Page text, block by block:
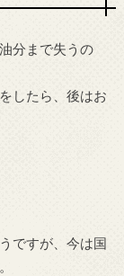
分まで失うの
したら、後はお
ですが、今は国